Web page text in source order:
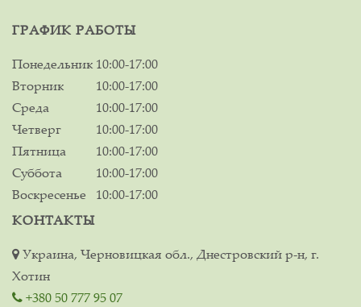
ГРАФИК РАБОТЫ
Понедельник 10:00-17:00
Вторник
10:00-17:00
Среда
10:00-17:00
Четверг
10:00-17:00
Пятница
10:00-17:00
Суббота
10:00-17:00
Воскресенье
10:00-17:00
КОНТАКТЫ
Украина, Черновицкая обл., Днестровский р-н, г.
Хотин
+380 50 777 95 07